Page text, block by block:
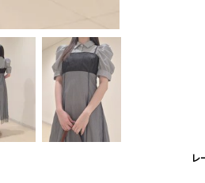
レ